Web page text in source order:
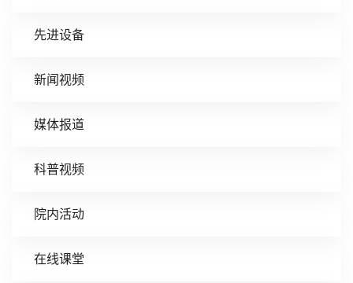
先进设备
新闻视频
媒体报道
科普视频
院内活动
在线课堂